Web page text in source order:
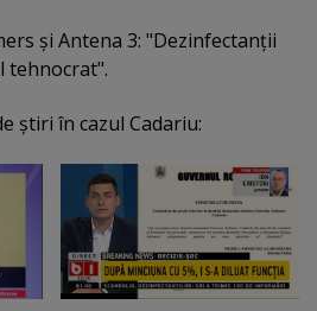
şi Antena 3: "Dezinfectanţii
tehnocrat".
ştiri în cazul Cadariu: